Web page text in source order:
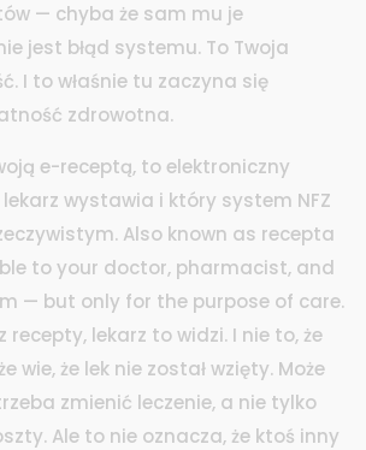
— chyba że sam mu je
jest błąd systemu. To Twoja
I to właśnie tu zaczyna się
zdrowotna.
e-receptą, to elektroniczny
wystawia i który system NFZ
. Also known as recepta
to your doctor, pharmacist, and
— but only for the purpose of care.
recepty, lekarz to widzi. I nie to, że
wie, że lek nie został wzięty. Może
zmienić leczenie, a nie tylko
Ale to nie oznacza, że ktoś inny